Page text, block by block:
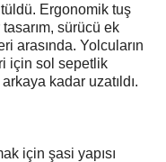
Ergonomik tuş
sürücü ek
arasında. Yolcuların
için sol sepetlik
kadar uzatıldı.
için şasi yapısı